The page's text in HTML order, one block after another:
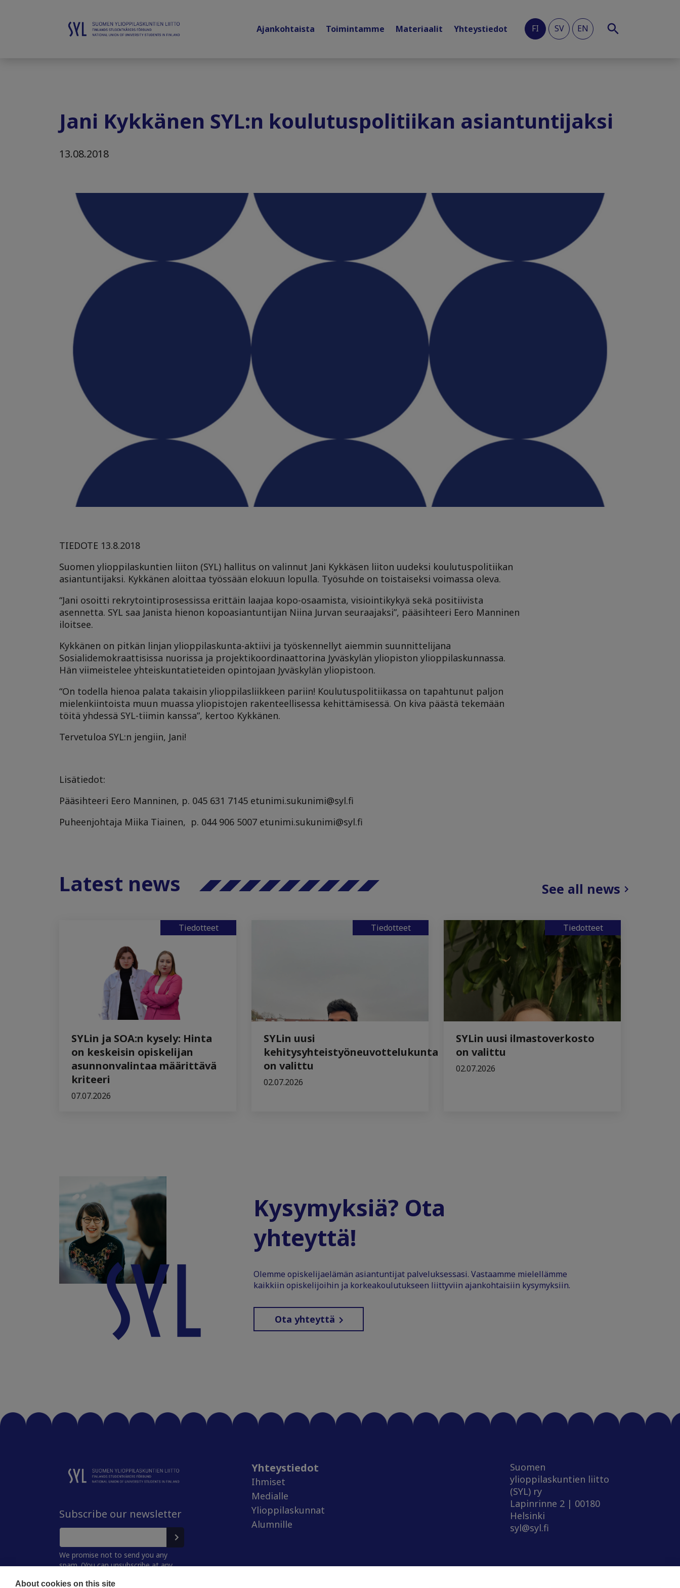
About cookies on this site
Ajankohtaista Toimintamme Materiaalit Yhteystiedot FI SV EN
Jani Kykkänen SYL:n koulutuspolitiikan asiantuntijaksi
13.08.2018
TIEDOTE 13.8.2018
Suomen ylioppilaskuntien liiton (SYL) hallitus on valinnut Jani Kykkäsen liiton uudeksi koulutuspolitiikan
asiantuntijaksi. Kykkänen aloittaa työssään elokuun lopulla. Työsuhde on toistaiseksi voimassa oleva.
“Jani osoitti rekrytointiprosessissa erittäin laajaa kopo-osaamista, visiointikykyä sekä positiivista
asennetta. SYL saa Janista hienon kopoasiantuntijan Niina Jurvan seuraajaksi”, pääsihteeri Eero Manninen
iloitsee.
Kykkänen on pitkän linjan ylioppilaskunta-aktiivi ja työskennellyt aiemmin suunnittelijana
Sosialidemokraattisissa nuorissa ja projektikoordinaattorina Jyväskylän yliopiston ylioppilaskunnassa.
Hän viimeistelee yhteiskuntatieteiden opintojaan Jyväskylän yliopistoon.
“On todella hienoa palata takaisin ylioppilasliikkeen pariin! Koulutuspolitiikassa on tapahtunut paljon
mielenkiintoista muun muassa yliopistojen rakenteellisessa kehittämisessä. On kiva päästä tekemään
töitä yhdessä SYL-tiimin kanssa”, kertoo Kykkänen.
Tervetuloa SYL:n jengiin, Jani!
Lisätiedot:
Pääsihteeri Eero Manninen, p. 045 631 7145 etunimi.sukunimi@syl.fi
Puheenjohtaja Miika Tiainen, p. 044 906 5007 etunimi.sukunimi@syl.fi
Latest news See all news
Tiedotteet
SYLin ja SOA:n kysely: Hinta
on keskeisin opiskelijan
asunnonvalintaa määrittävä
kriteeri
07.07.2026
Tiedotteet
SYLin uusi
kehitysyhteistyöneuvottelukunta
on valittu
02.07.2026
Tiedotteet
SYLin uusi ilmastoverkosto
on valittu
02.07.2026
Kysymyksiä? Ota
yhteyttä!
Olemme opiskelijaelämän asiantuntijat palveluksessasi. Vastaamme mielellämme
kaikkiin opiskelijoihin ja korkeakoulutukseen liittyviin ajankohtaisiin kysymyksiin.
Ota yhteyttä
Subscribe our newsletter
We promise not to send you any
spam. (You can unsubscribe at any
Yhteystiedot
Ihmiset
Medialle
Ylioppilaskunnat
Alumnille
Suomen
ylioppilaskuntien liitto
(SYL) ry
Lapinrinne 2 | 00180
Helsinki
syl@syl.fi